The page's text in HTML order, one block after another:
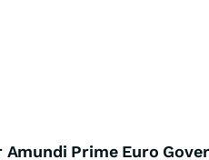
Prime Euro